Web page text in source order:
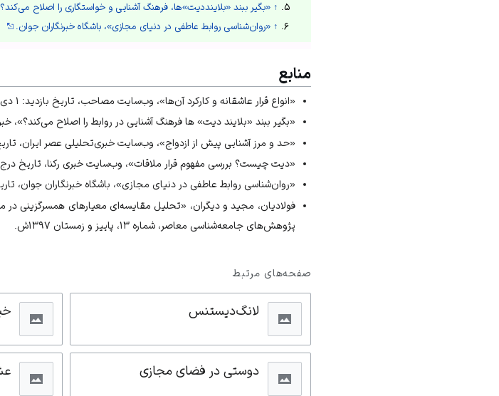
↑ «بگیر ببند «بلاینددیت»ها، فرهنگ آشنایی و خواستگاری را اصلاح
↑ «روان‌شناسی روابط عاطفی در دنیای مجازی»، باشگاه خبرنگاران جوان.
منابع
«انواع قرار عاشقانه و کارکرد آن‌ها»، وب‌سایت مصاحب، تاریخ بازدید: ۱ دی ۱۴۰۴ش.
«بگیر ببند «بلایند دیت» ها فرهنگ آشنایی در روابط را اصلاح می‌کند؟»، خبرگزاری
«حد و مرز آشنایی پیش از ازدواج»، وب‌سایت خبری‌تحلیلی عصر ایران،
«دیت چیست؟ بررسی مفهوم قرار ملاقات»، وب‌سایت خبری رکنا، تاریخ درج مطلب:
«روان‌شناسی روابط عاطفی در دنیای مجازی»، باشگاه خبرنگاران جوان، تاریخ درج
فولادیان، مجید و دیگران، «تحلیل مقایسه‌ای معیارهای همسرگزینی
پژوهش‌های جامعه‌شناسی معاصر، شماره ۱۳، پاییز و زمستان ۱۳۹۷ش.
صفحه‌های مرتبط
لانگ‌دیستنس
دوستی در فضای مجازی